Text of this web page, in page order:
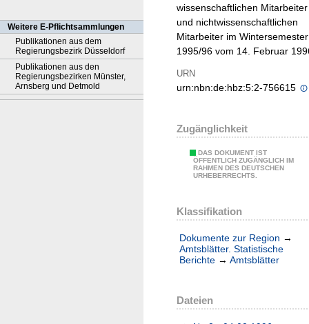
Weitere E-Pflichtsammlungen
Publikationen aus dem
Regierungsbezirk Düsseldorf
Publikationen aus den
Regierungsbezirken Münster,
Arnsberg und Detmold
wissenschaftlichen Mitarbeiter
und nichtwissenschaftlichen
Mitarbeiter im Wintersemester
1995/96 vom 14. Februar
URN
urn:nbn:de:hbz:5:2-756615
Zugänglichkeit
DAS DOKUMENT IST
ÖFFENTLICH ZUGÄNGLICH IM
RAHMEN DES DEUTSCHEN
URHEBERRECHTS.
Klassifikation
Dokumente zur Region →
Amtsblätter. Statistische
Berichte → Amtsblätter
Dateien